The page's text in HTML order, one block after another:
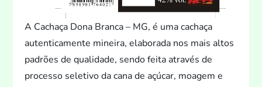
A Cachaça Dona Branca – MG, é uma cachaça
autenticamente mineira, elaborada nos mais altos
padrões de qualidade, sendo feita através de
processo seletivo da cana de açúcar, moagem e